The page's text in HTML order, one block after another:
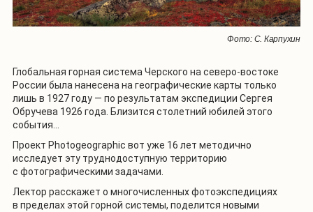
Фото: С. Карпухин
Глобальная горная система Черского на северо-востоке
России была нанесена на географические карты только
лишь в 1927 году — по результатам экспедиции Сергея
Обручева 1926 года. Близится столетний юбилей этого
события…
Проект Photogeographic вот уже 16 лет методично
исследует эту труднодоступную территорию
с фотографическими задачами.
Лектор расскажет о многочисленных фотоэкспедициях
в пределах этой горной системы, поделится новыми